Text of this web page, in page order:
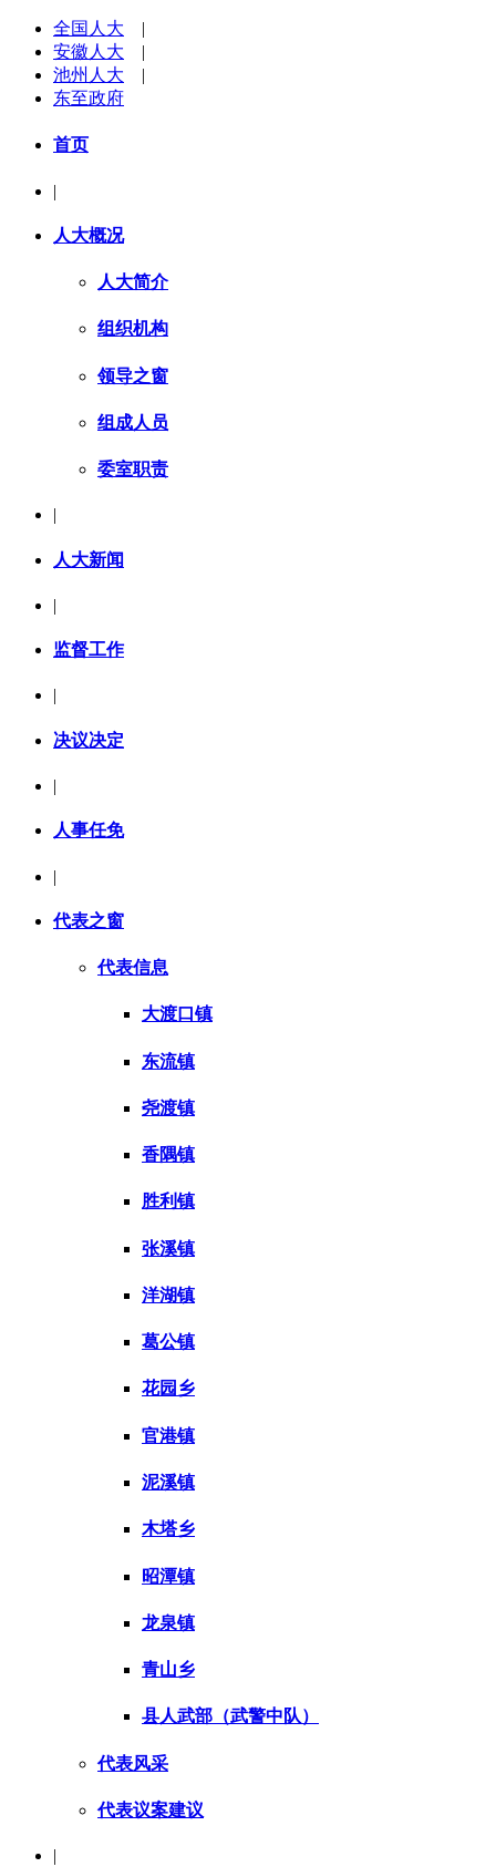
全国人大 |
安徽人大 |
池州人大 |
东至政府
首页
|
人大概况
人大简介
组织机构
领导之窗
组成人员
委室职责
|
人大新闻
|
监督工作
决议决定
|
人事任免
|
代表之窗
代表信息
大渡口镇
东流镇
尧渡镇
香隅镇
胜利镇
张溪镇
洋湖镇
葛公镇
花园乡
官港镇
泥溪镇
木塔乡
昭潭镇
龙泉镇
青山乡
县人武部（武警中队）
代表风采
代表议案建议
|